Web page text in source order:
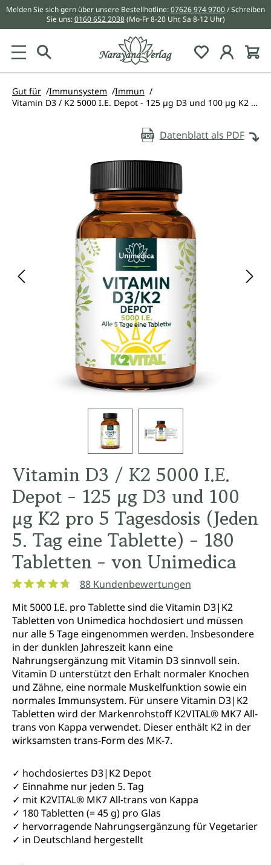
springen
Melden Sie sich gern über unsere Bestellhotline:07626 974 9700/ Schreiben
Sie uns:0160 652 2038 (Mo-Fr 8-20 Uhr, Sa 8-12 Uhr)
Du hast 0
Gut für Immunsystem
Immun
Vitamin D3 / K2 5000 I.E. Depot - 125 µg D3 und 100 µg K2 pro 5 Tagesdosis (Jeden 5. Tag eine Tablette) - 180 Tabletten - von Unimedica
Datenblatt als PDF
Bildergalerie überspringen
Vitamin D3 / K2 5000 I.E.
Depot - 125 µg D3 und 100
µg K2 pro 5 Tagesdosis (Jeden
5. Tag eine Tablette) - 180
Tabletten - von Unimedica
88 Kundenbewertungen
Mit 5000 I.E. pro Tablette sind die Vitamin D3|K2
Tabletten von Unimedica hochdosiert und müssen
nur alle 5 Tage eingenommen werden. Insbesondere
in der dunklen Jahreszeit kann eine
Nahrungsergänzung mit Vitamin D3 sinnvoll sein.
Vitamin D unterstützt den Erhalt normaler Knochen
und Zähne, eine normale Muskelfunktion sowie ein
normales Immunsystem. Für unsere Vitamin D3|K2
Tabletten wird der Markenrohstoff K2VITAL® MK7 All-
trans von Kappa verwendet. Dieser enthält K2 in der
wirksamsten trans-Form des MK-7.
✓ hochdosiertes D3|K2 Depot
✓ Einnahme nur jeden 5. Tag
✓ mit K2VITAL® MK7 All-trans von Kappa
✓ 180 Tabletten (= 45 g) pro Glas
✓ hervorragende Nahrungsergänzung für Vegetarier
✓ in Deutschland hergestellt